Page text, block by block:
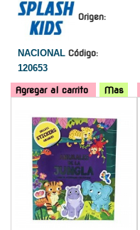
Origen:
NACIONAL Código:
120653
Agregar al carrito Mas